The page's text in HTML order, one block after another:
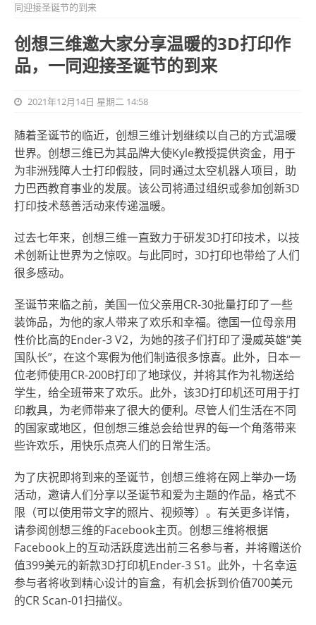
同迎接圣诞节的到来
创想三维邀大家分享温暖的3D打印作
品，一同迎接圣诞节的到来
2021年12月14日 星期二 14:58
随着圣诞节的临近，创想三维计划继续以自己的方式温暖
世界。创想三维已为其品牌大使Kyle教授提供资金，用于
为非洲残障人士打印假肢，同时通过太空机器人项目，助
力巴西教育事业的发展。该公司将通过组织或参加创新3D
打印技术慈善活动来传递温暖。
过去七年来，创想三维一直致力于研发3D打印技术，以技
术创新让世界为之惊叹。与此同时，3D打印也带给了人们
很多感动。
圣诞节来临之前，美国一位父亲用CR-30批量打印了一些
装饰品，为他的家人带来了欢乐和幸福。德国一位母亲用
性价比高的Ender-3 V2，为她的孩子们打印了漫威英雄“美
国队长”，在这个寒假为他们制造很多惊喜。此外，日本一
位老师使用CR-200B打印了地球仪，并将其作为礼物送给
学生，给全班带来了欢乐。此外，该3D打印机还可用于打
印教具，为老师带来了很大的便利。尽管人们生活在不同
的国家或地区，但创想三维总会给世界的每一个角落带来
些许欢乐，用快乐点亮人们的日常生活。
为了庆祝即将到来的圣诞节，创想三维将在网上举办一场
活动，邀请人们分享以圣诞节和爱为主题的作品，格式不
限（可以使用带文字的照片、视频等）。有关更多详情，
请参阅创想三维的Facebook主页。创想三维将根据
Facebook上的互动活跃度选出前三名参与者，并将赠送价
值399美元的新款3D打印机Ender-3 S1。此外，十名幸运
参与者将收到精心设计的盲盒，有机会拆到价值700美元
的CR Scan-01扫描仪。